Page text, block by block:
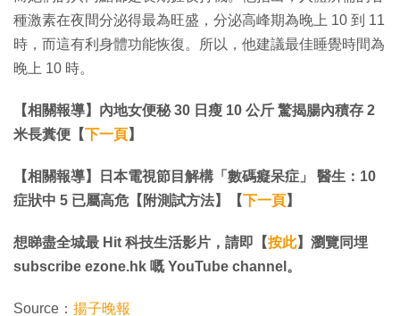
種激素在夜間分泌得最為旺盛，分泌高峰期為晚上 10 到 11
時，而這有利身體功能恢復。所以，他建議最佳睡覺時間為
晚上 10 時。
【相關報導】內地女便秘 30 日瘦 10 公斤 驚揭腸內積存 2
米長糞便【下一頁】
【相關報導】日本電視節目解構「數碼癡呆症」 醫生：10
症狀中 5 已屬高危【附測試方法】【下一頁】
想睇盡全城最 Hit 科技生活影片，請即【按此】瀏覽同埋
subscribe ezone.hk 嘅 YouTube channel。
Source： 揚子晚報